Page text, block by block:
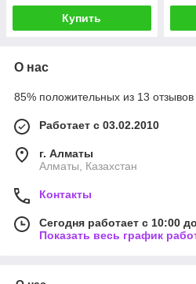
Купить
О нас
85% положительных из 13 отзывов
Работает с 03.02.2010
г. Алматы
Алматы, Казахстан
Контакты
Сегодня работает с 10:00
Показать весь график